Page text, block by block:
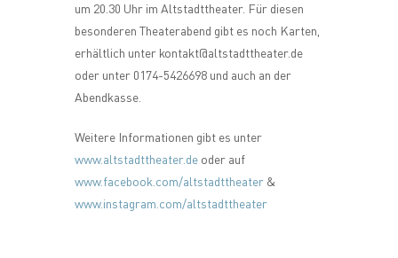
um 20.30 Uhr im Altstadttheater. Für diesen
besonderen Theaterabend gibt es noch Karten,
erhältlich unter kontakt@altstadttheater.de
oder unter 0174-5426698 und auch an der
Abendkasse.
Weitere Informationen gibt es unter
www.altstadttheater.de oder auf
www.facebook.com/altstadttheater &
www.instagram.com/altstadttheater